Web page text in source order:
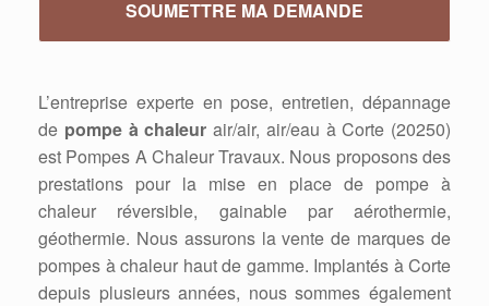
L’entreprise experte en pose, entretien, dépannage
de pompe à chaleur air/air, air/eau à Corte (20250)
est Pompes A Chaleur Travaux. Nous proposons des
prestations pour la mise en place de pompe à
chaleur réversible, gainable par aérothermie,
géothermie. Nous assurons la vente de marques de
pompes à chaleur haut de gamme. Implantés à Corte
depuis plusieurs années, nous sommes également